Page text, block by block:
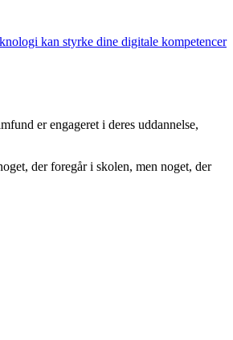
kan styrke dine digitale kompetencer
er engageret i deres uddannelse,
der foregår i skolen, men noget, der